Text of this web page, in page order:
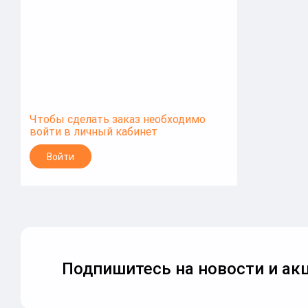
Чтобы сделать заказ необходимо
войти в личный кабинет
Войти
Подпишитесь на новости и